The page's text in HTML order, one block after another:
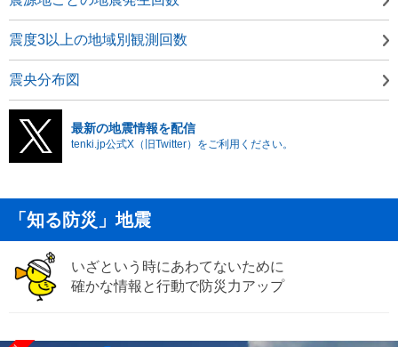
震度3以上の地域別観測回数
震央分布図
最新の地震情報を配信
tenki.jp公式X（旧Twitter）をご利用ください。
「知る防災」地震
いざという時にあわてないために
確かな情報と行動で防災力アップ